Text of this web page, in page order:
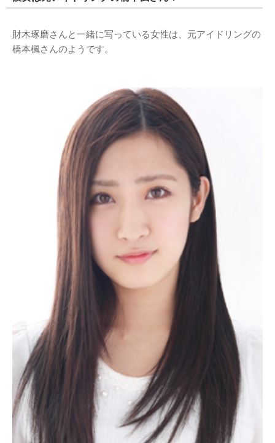
財木琢磨さんと一緒に写っている女性は、元アイドリングの
橋本楓さんのようです。